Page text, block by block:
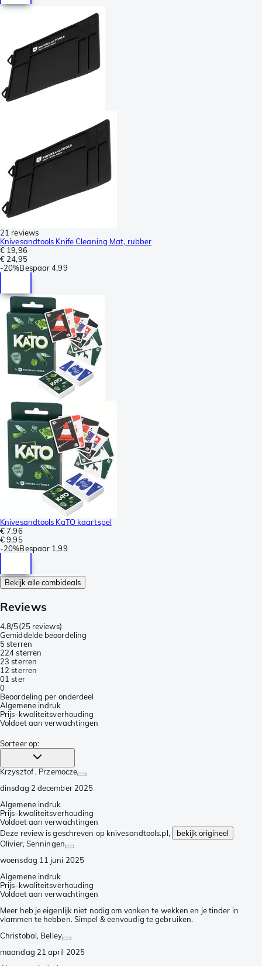
21 reviews
Knivesandtools Knife Cleaning Mat, rubber
€ 19,96
€ 24,95
-20%Bespaar 4,99
Knivesandtools KaTO kaartspel
€ 7,96
€ 9,95
-20%Bespaar 1,99
Bekijk alle combideals
Reviews
4.8/5(25 reviews)
Gemiddelde beoordeling
5 sterren
224 sterren
23 sterren
1 2 sterren
01 ster
0
Beoordeling per onderdeel
Algemene indruk
Prijs-kwaliteitsverhouding
Voldoet aan verwachtingen
Sorteer op:
Krzysztof, Przemocze
dinsdag 2 december 2025
Algemene indruk
Prijs-kwaliteitsverhouding
Voldoet aan verwachtingen
Deze review is geschreven op knivesandtools.pl,
bekijk origineel
Olivier, Senningen
woensdag 11 juni 2025
Algemene indruk
Prijs-kwaliteitsverhouding
Voldoet aan verwachtingen
Meer heb je eigenlijk niet nodig om vonken te wekken en je tinder in
vlammen te hebben. Simpel & eenvoudig te gebruiken.
Christobal, Belley
maandag 21 april 2025